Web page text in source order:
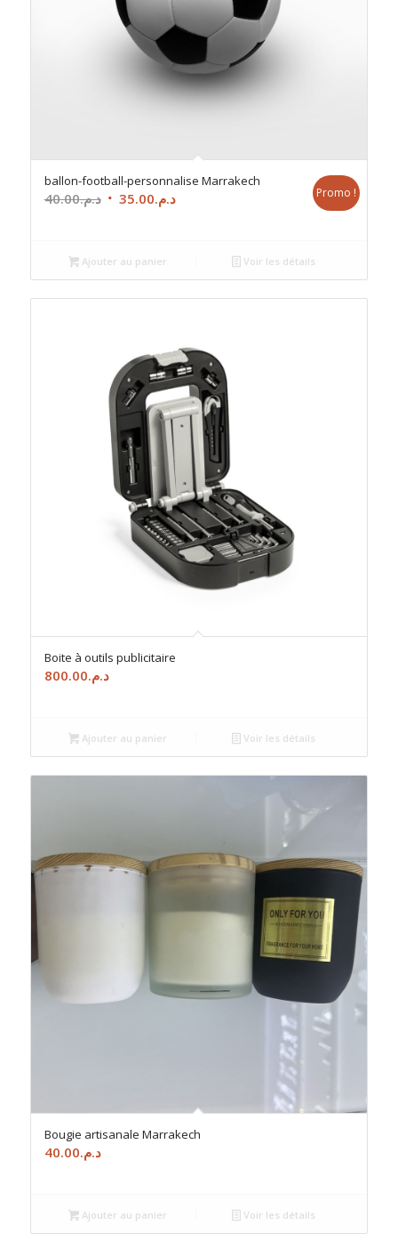
ballon-football-personnalise Marrakech
د.م.40.00
Le
était :
د.م.40.00.
د.م.35.00
Le
د.م.35.00.
Promo !
Ajouter au panier Voir les détails
Boite à outils publicitaire
د.م.800.00
Ajouter au panier Voir les détails
Bougie artisanale Marrakech
د.م.40.00
Ajouter au panier Voir les détails